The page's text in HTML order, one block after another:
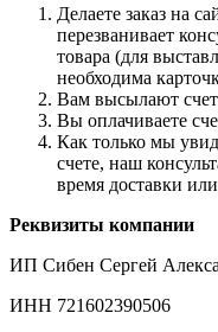
Делаете заказ на
перезванивает
товара (для
необходима
Вам высылают
Вы оплачиваете
Как только мы
счете, наш
время доставки
Реквизиты компании
ИП Сибен Сергей
ИНН 721602390506